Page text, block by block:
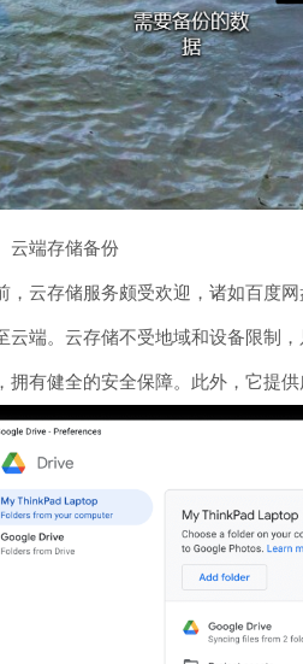
云端存储备份
，云存储服务颇受欢迎，诸如百度
云端。云存储不受地域和设备限制
拥有健全的安全保障。此外，它提